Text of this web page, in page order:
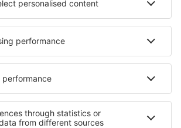
- Regionen
See Unterkunft auf Maui